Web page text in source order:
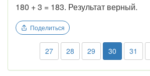
180 + 3 = 183. Результат верный.
Поделиться
27 28 29 30 31